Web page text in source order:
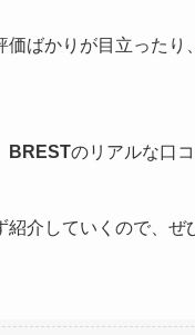
ばかりが目立ったり、
BRESTのリアルな口
介していくので、ぜ